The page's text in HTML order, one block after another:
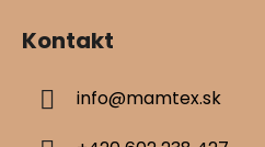
Kontakt
info@mamtex.sk